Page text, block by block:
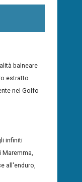
balneare
estratto
nel Golfo
infiniti
all'enduro,